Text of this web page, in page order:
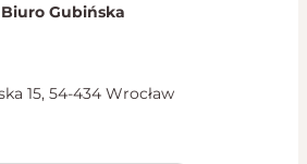
Biuro Gubińska
15, 54-434 Wrocław